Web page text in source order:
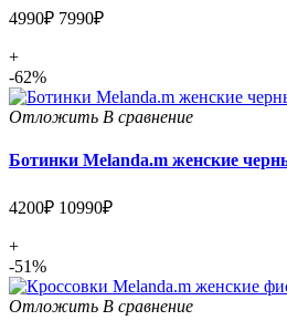
4990₽ 7990₽
+
-62%
Отложить В сравнение
Ботинки Melanda.m женские
4200₽ 10990₽
+
-51%
Отложить В сравнение